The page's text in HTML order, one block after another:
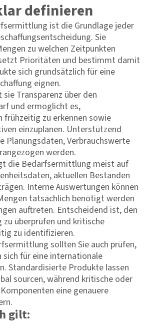
definieren
ist die Grundlage jeder
Sie
zu welchen Zeitpunkten
Prioritäten und bestimmt damit
sich grundsätzlich für eine
eignen.
Transparenz über den
und ermöglicht es,
frühzeitig zu erkennen sowie
einzuplanen. Unterstützend
Planungsdaten, Verbrauchswerte
werden.
die Bedarfsermittlung meist auf
aktuellen Beständen
Interne Auswertungen können
tatsächlich benötigt werden
auftreten. Entscheidend ist, den
überprüfen und kritische
zu identifizieren.
sollten Sie auch prüfen,
sich für eine internationale
Standardisierte Produkte lassen
sourcen, während kritische oder
eine genauere
gilt: